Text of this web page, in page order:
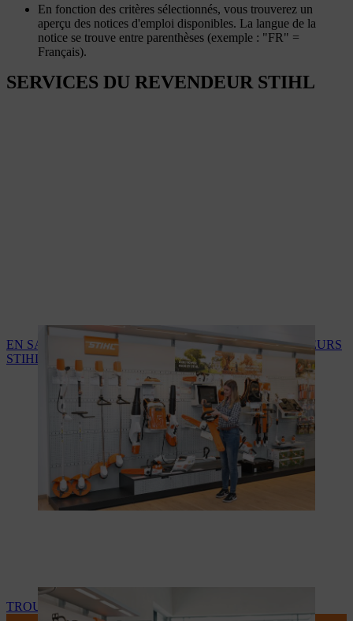
En fonction des critères sélectionnés, vous trouverez un
aperçu des notices d'emploi disponibles. La langue de la
notice se trouve entre parenthèses (exemple : "FR" =
Français).
SERVICES DU REVENDEUR STIHL
EN SAVOIR PLUS SUR LES SERVICES DES REVENDEURS
STIHL
TROUVEZ VOTRE REVENDEUR STIHL